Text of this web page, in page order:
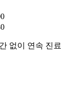
없이 연속 진료